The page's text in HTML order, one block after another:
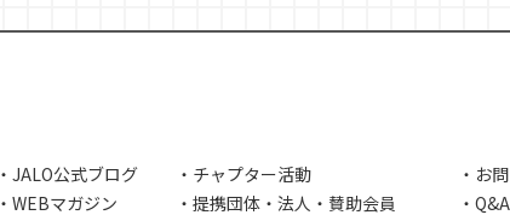
・JALO公式ブログ ・チャプター活動
・お
・WEBマガジン ・提携団体・法人・賛助会員 ・Q&A